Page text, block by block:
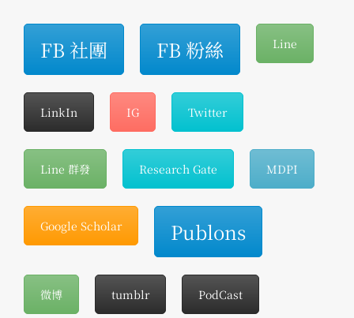
FB 社團 FB 粉絲 Line
LinkIn IG Twitter
Line 群發 Research Gate MDPI
Google Scholar Publons
微博 tumblr PodCast